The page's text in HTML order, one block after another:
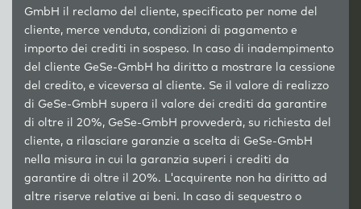
GmbH il reclamo del cliente, specificato per nome del
cliente, merce venduta, condizioni di pagamento e
importo dei crediti in sospeso. In caso di inadempimento
del cliente GeSe-GmbH ha diritto a mostrare la cessione
del credito, e viceversa al cliente. Se il valore di realizzo
di GeSe-GmbH supera il valore dei crediti da garantire
di oltre il 20%, GeSe-GmbH provvederà, su richiesta del
cliente, a rilasciare garanzie a scelta di GeSe-GmbH
nella misura in cui la garanzia superi i crediti da
garantire di oltre il 20%. L'acquirente non ha diritto ad
altre riserve relative ai beni. In caso di sequestro o